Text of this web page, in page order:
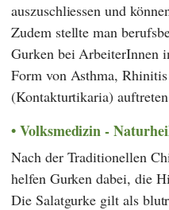
auszuschliessen und
Zudem stellte man
Gurken bei ArbeiterInnen
Form von Asthma,
(Kontakturtikaria)
Volksmedizin -
Nach der Traditionellen
helfen Gurken dabei, die
Die Salatgurke gilt als